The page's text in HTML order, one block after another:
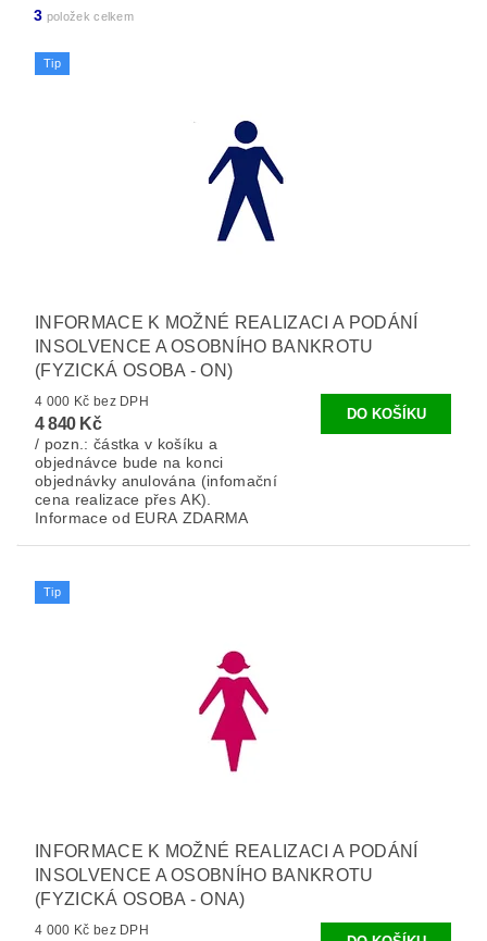
3 položek celkem
Tip
INFORMACE K MOŽNÉ REALIZACI A PODÁNÍ
INSOLVENCE A OSOBNÍHO BANKROTU
(FYZICKÁ OSOBA - ON)
4 000 Kč bez DPH
4 840 Kč
/ pozn.: částka v košíku a
objednávce bude na konci
objednávky anulována (infomační
cena realizace přes AK).
Informace od EURA ZDARMA
Tip
INFORMACE K MOŽNÉ REALIZACI A PODÁNÍ
INSOLVENCE A OSOBNÍHO BANKROTU
(FYZICKÁ OSOBA - ONA)
4 000 Kč bez DPH